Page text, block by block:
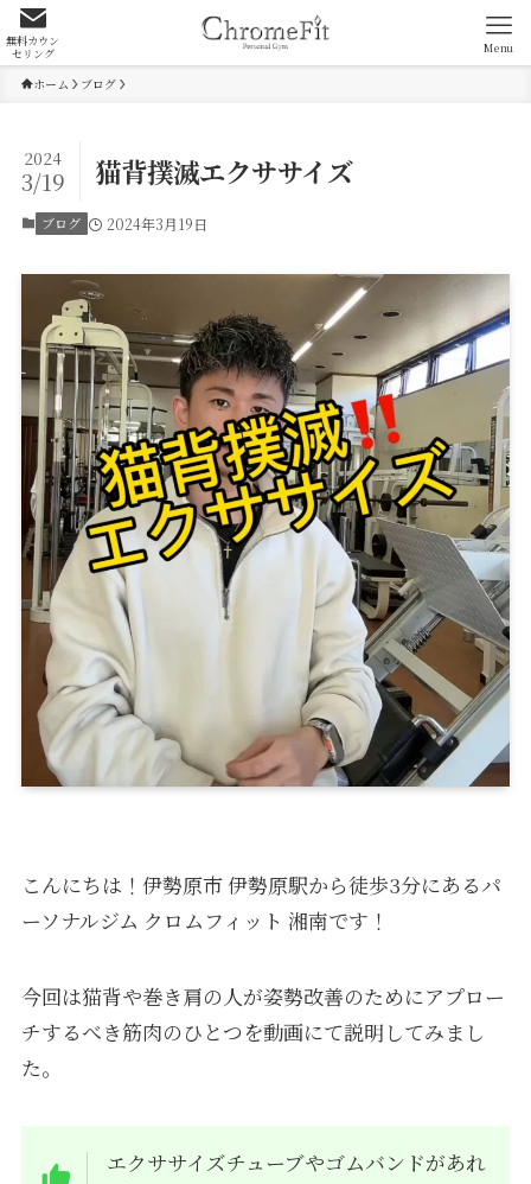
無料カウン
セリング Menu
ホーム ブログ
猫背撲滅エクササイズ
2024
3/19
ブログ 2024年3月19日
こんにちは！伊勢原市 伊勢原駅から徒歩3分にあるパ
ーソナルジム クロムフィット 湘南です！
今回は猫背や巻き肩の人が姿勢改善のためにアプロー
チするべき筋肉のひとつを動画にて説明してみまし
た。
エクササイズチューブやゴムバンドがあれ